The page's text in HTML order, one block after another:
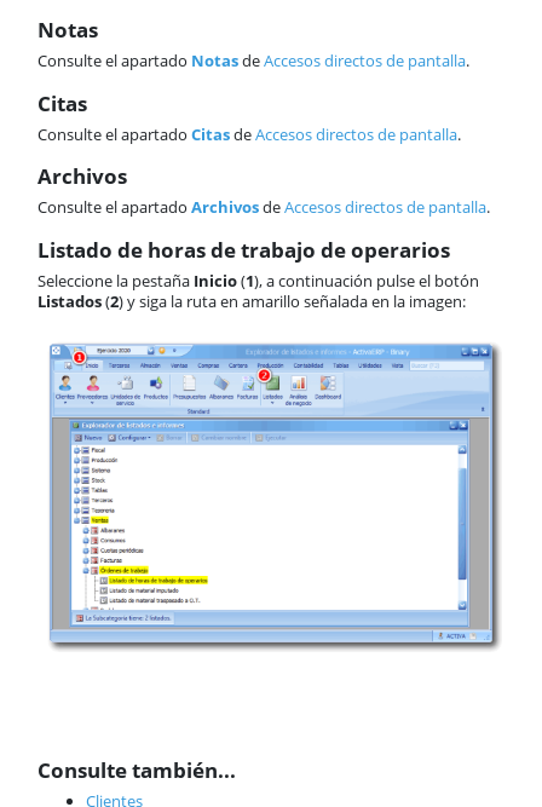
Notas
Consulte el apartado NotasdeAccesos directos de pantalla.
Citas
Consulte el apartado CitasdeAccesos directos de pantalla.
Archivos
Consulte el apartado ArchivosdeAccesos directos de pantalla.
Listado de horas de trabajo de operarios
Seleccione la pestaña Inicio(1), a continuación pulse el botón
Listados(2) y siga la ruta en amarillo señalada en la imagen:
Consulte también...
Clientes